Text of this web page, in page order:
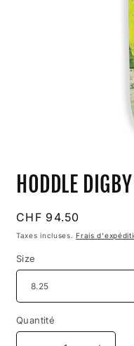
média
1
une
fenêtre
modale
HODDLE
Prix
habituel
CHF 94.50
Taxes incluses.Frais
Size
Quantité